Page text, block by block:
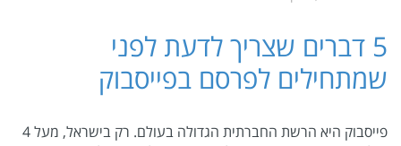
5 דברים שצריך לדעת לפני
שמתחילים לפרסם בפייסבוק
פייסבוק היא הרשת החברתית הגדולה בעולם. רק בישראל, מעל 4